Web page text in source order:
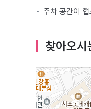
주차 공간이
찾아오시